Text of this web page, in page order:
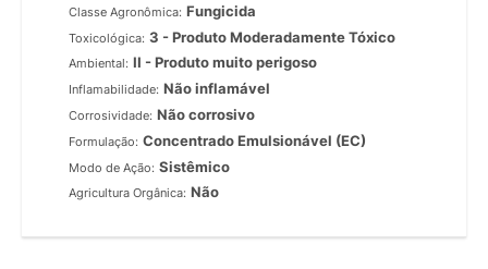
Classe Agronômica: Fungicida
Toxicológica: 3 - Produto Moderadamente Tóxico
Ambiental: II - Produto muito perigoso
Inflamabilidade: Não inflamável
Corrosividade: Não corrosivo
Formulação: Concentrado Emulsionável (EC)
Modo de Ação: Sistêmico
Agricultura Orgânica: Não